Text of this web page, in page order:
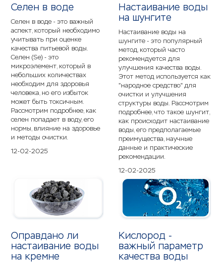
Селен в воде
Селен в воде - это важный
аспект, который необходимо
учитывать при оценке
качества питьевой воды.
Селен (Se) - это
микроэлемент, который в
небольших количествах
необходим для здоровья
человека, но его избыток
может быть токсичным.
Рассмотрим подробнее, как
селен попадает в воду, его
нормы, влияние на здоровье
и методы очистки.
12-02-2025
Настаивание воды
на шунгите
Настаивание воды на
шунгите - это популярный
метод, который часто
рекомендуется для
улучшения качества воды.
Этот метод используется как
"народное средство" для
очистки и улучшения
структуры воды. Рассмотрим
подробнее, что такое шунгит,
как происходит настаивание
воды, его предполагаемые
преимущества, научные
данные и практические
рекомендации.
12-02-2025
Оправдано ли
настаивание воды
на кремне
Кислород -
важный параметр
качества воды